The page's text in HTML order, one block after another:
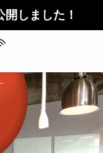
しました！